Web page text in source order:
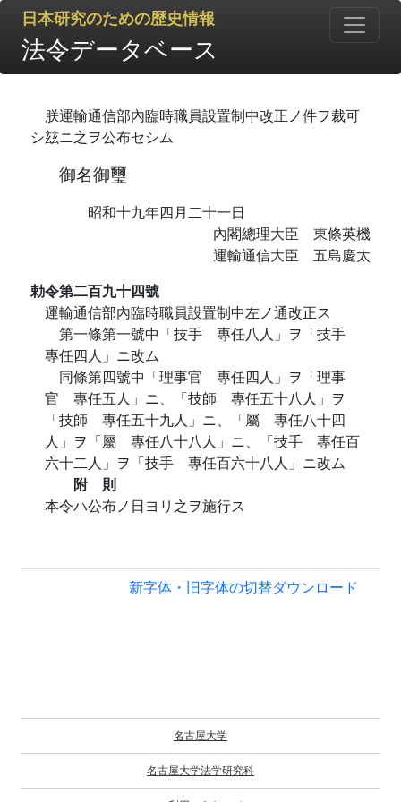
日本研究のための歴史情報
法令データベース
朕運輸通信部內臨時職員設置制中改正ノ件ヲ裁可
シ玆ニ之ヲ公布セシム
御名御璽
昭和十九年四月二十一日
內閣總理大臣 東條英機
運輸通信大臣 五島慶太
勅令第二百九十四號
運輸通信部內臨時職員設置制中左ノ通改正ス
第一條第一號中「技手 專任八人」ヲ「技手
專任四人」ニ改ム
同條第四號中「理事官 專任四人」ヲ「理事
官 專任五人」ニ、「技師 專任五十八人」ヲ
「技師 專任五十九人」ニ、「屬 專任八十四
人」ヲ「屬 專任八十八人」ニ、「技手 專任百
六十二人」ヲ「技手 專任百六十八人」ニ改ム
附 則
本令ハ公布ノ日ヨリ之ヲ施行ス
新字体・旧字体の切替ダウンロード
名古屋大学
名古屋大学法学研究科